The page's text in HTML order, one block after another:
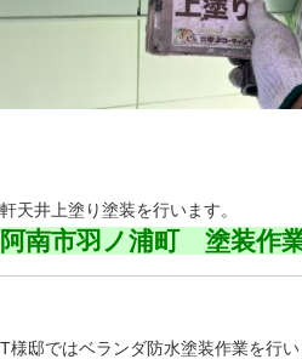
軒天井上塗り塗装を行います。
阿南市羽ノ浦町 塗装作
T様邸ではベランダ防水塗装作業を行い